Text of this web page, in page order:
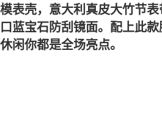
模表壳，意大利真皮大竹节
口蓝宝石防刮镜面。配上此
休闲你都是全场亮点。